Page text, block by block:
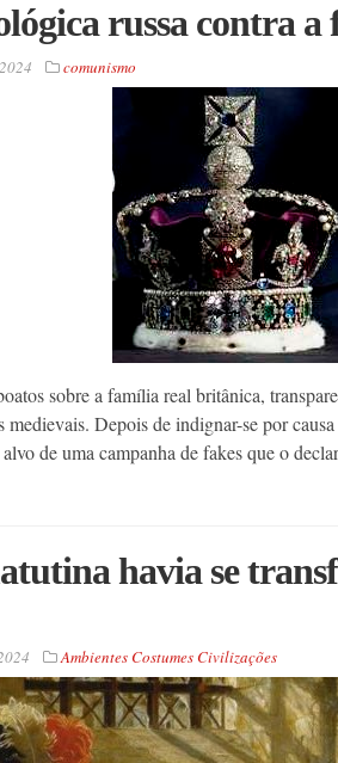
russa contra
comunismo
sobre a família real britânica,
medievais. Depois de indignar-se por
de uma campanha de fakes que o
havia se
Ambientes Costumes Civilizações